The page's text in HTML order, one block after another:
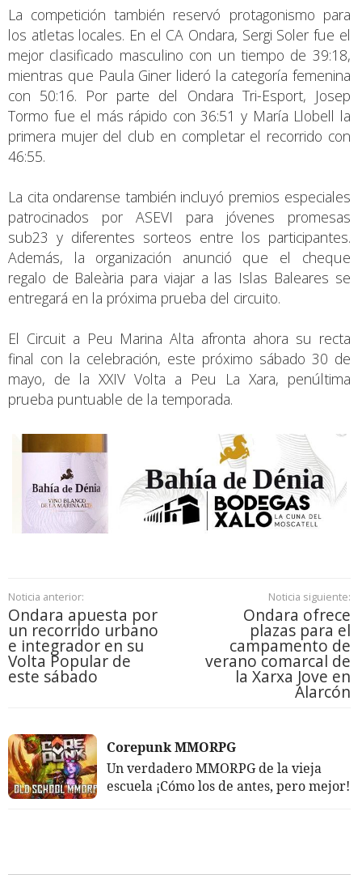
La competición también reservó protagonismo para
los atletas locales. En el CA Ondara, Sergi Soler fue el
mejor clasificado masculino con un tiempo de 39:18,
mientras que Paula Giner lideró la categoría femenina
con 50:16. Por parte del Ondara Tri-Esport, Josep
Tormo fue el más rápido con 36:51 y María Llobell la
primera mujer del club en completar el recorrido con
46:55.
La cita ondarense también incluyó premios especiales
patrocinados por ASEVI para jóvenes promesas
sub23 y diferentes sorteos entre los participantes.
Además, la organización anunció que el cheque
regalo de Baleària para viajar a las Islas Baleares se
entregará en la próxima prueba del circuito.
El Circuit a Peu Marina Alta afronta ahora su recta
final con la celebración, este próximo sábado 30 de
mayo, de la XXIV Volta a Peu La Xara, penúltima
prueba puntuable de la temporada.
Noticia anterior:
Ondara apuesta por
un recorrido urbano
e integrador en su
Volta Popular de
este sábado
Noticia siguiente:
Ondara ofrece
plazas para el
campamento de
verano comarcal de
la Xarxa Jove en
Alarcón
Corepunk MMORPG
Un verdadero MMORPG de la vieja
escuela ¡Cómo los de antes, pero mejor!